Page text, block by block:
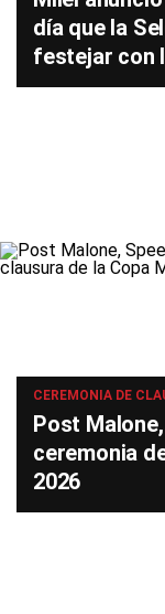
día que la
festejar con
CEREMONIA DE
Post
ceremonia
2026